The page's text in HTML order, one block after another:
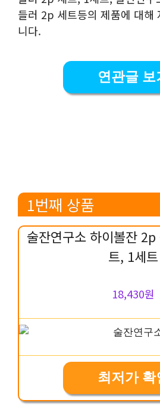
들러 2p 세트등의 제품에 대해
니다.
연관글 보
1번째 상품
술잔연구소 하이볼잔
트, 1세트
18,430원
최저가 확